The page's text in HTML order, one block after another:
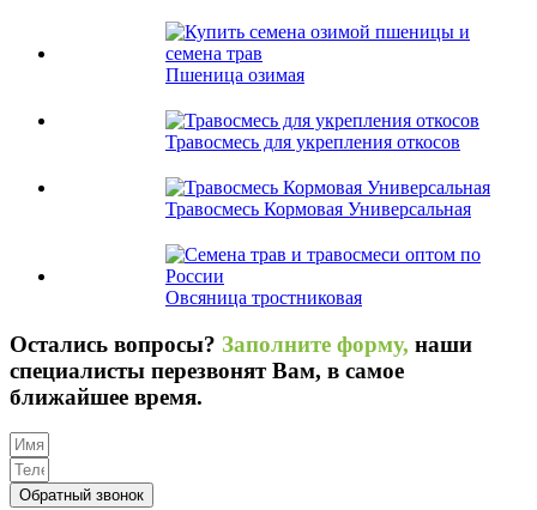
Пшеница озимая
Травосмесь для укрепления откосов
Травосмесь Кормовая Универсальная
Овсяница тростниковая
Остались вопросы? Заполните форму, наши
специалисты перезвонят Вам, в самое
ближайшее время.
Обратный звонок